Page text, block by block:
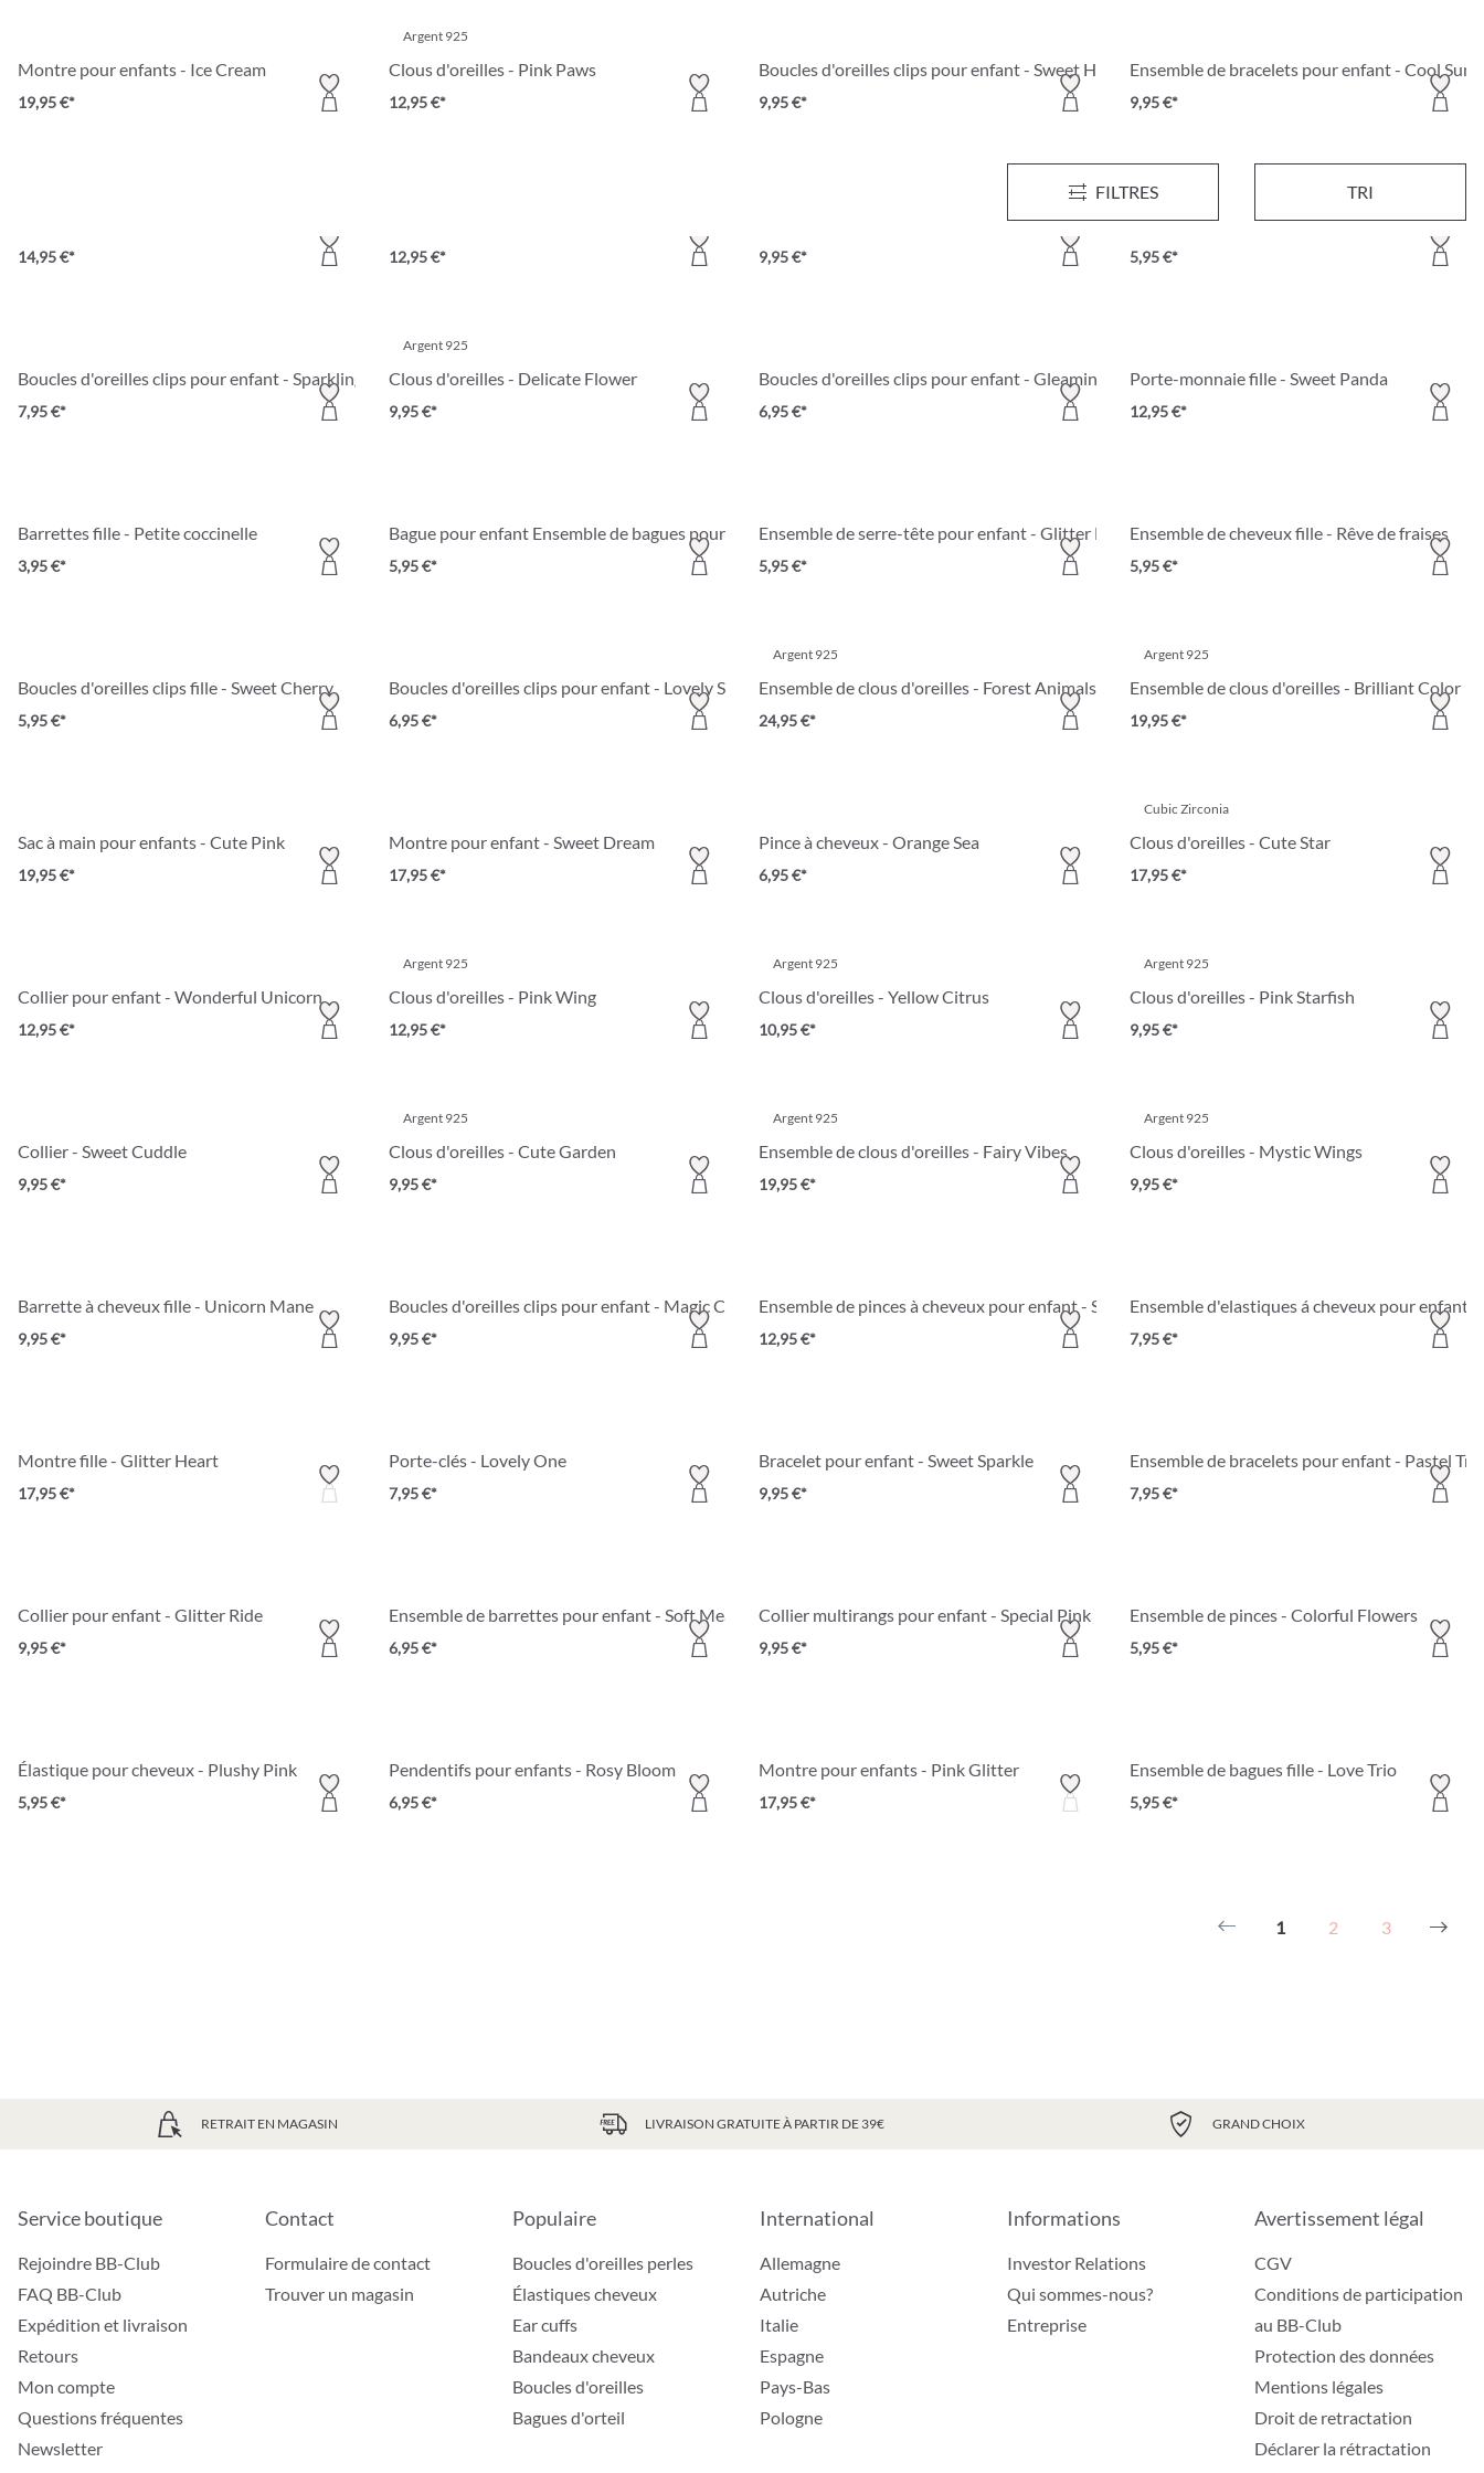
FILTRES TRI
Montre pour enfants - Ice Cream
19,95 €*
Argent 925
Clous d'oreilles - Pink Paws
12,95 €*
Boucles d'oreilles clips pour enfant - Sweet Hug
9,95 €*
Ensemble de bracelets pour enfant - Cool
9,95 €*
14,95 €* 12,95 €*
Boucles d'oreilles clips pour enfant - White Cutie
9,95 €*
Boucles d'oreilles clips fille - Sweet Shell
5,95 €*
Boucles d'oreilles clips pour enfant - Sparkling Spring
7,95 €*
Argent 925
Clous d'oreilles - Delicate Flower
9,95 €*
Boucles d'oreilles clips pour enfant - Gleaming Spring
6,95 €*
Porte-monnaie fille - Sweet Panda
12,95 €*
Barrettes fille - Petite coccinelle
3,95 €*
Bague pour enfant Ensemble de bagues pour enfant - Unicorn Duo
5,95 €*
Ensemble de serre-tête pour enfant - Glitter Duo
5,95 €*
Ensemble de cheveux fille - Rêve de fraises
5,95 €*
Boucles d'oreilles clips fille - Sweet Cherry
5,95 €*
Boucles d'oreilles clips pour enfant - Lovely Starlight
6,95 €*
Argent 925
Ensemble de clous d'oreilles - Forest Animals
24,95 €*
Argent 925
Ensemble de clous d'oreilles - Brilliant Color
19,95 €*
Sac à main pour enfants - Cute Pink
19,95 €*
Montre pour enfant - Sweet Dream
17,95 €*
Pince à cheveux - Orange Sea
6,95 €*
Cubic Zirconia
Clous d'oreilles - Cute Star
17,95 €*
Collier pour enfant - Wonderful Unicorn
12,95 €*
Argent 925
Clous d'oreilles - Pink Wing
12,95 €*
Argent 925
Clous d'oreilles - Yellow Citrus
10,95 €*
Argent 925
Clous d'oreilles - Pink Starfish
9,95 €*
Collier - Sweet Cuddle
9,95 €*
Argent 925
Clous d'oreilles - Cute Garden
9,95 €*
Argent 925
Ensemble de clous d'oreilles - Fairy Vibes
19,95 €*
Argent 925
Clous d'oreilles - Mystic Wings
9,95 €*
Barrette à cheveux fille - Unicorn Mane
9,95 €*
Boucles d'oreilles clips pour enfant - Magic Cutie
9,95 €*
Ensemble de pinces à cheveux pour enfant - Sweet Treats
12,95 €*
Ensemble d'elastiques á cheveux pour enfant
7,95 €*
Montre fille - Glitter Heart
17,95 €*
Porte-clés - Lovely One
7,95 €*
Bracelet pour enfant - Sweet Sparkle
9,95 €*
Ensemble de bracelets pour enfant - Pastel Trio
7,95 €*
Collier pour enfant - Glitter Ride
9,95 €*
Ensemble de barrettes pour enfant - Soft Meadow
6,95 €*
Collier multirangs pour enfant - Special Pink
9,95 €*
Ensemble de pinces - Colorful Flowers
5,95 €*
Élastique pour cheveux - Plushy Pink
5,95 €*
Pendentifs pour enfants - Rosy Bloom
6,95 €*
Montre pour enfants - Pink Glitter
17,95 €*
Ensemble de bagues fille - Love Trio
5,95 €*
1 2 3
RETRAIT EN MAGASIN LIVRAISON GRATUITE À PARTIR DE 39€ GRAND CHOIX
Service boutique
Rejoindre BB-Club
FAQ BB-Club
Expédition et livraison
Retours
Mon compte
Questions fréquentes
Newsletter
Contact
Formulaire de contact
Trouver un magasin
Populaire
Boucles d'oreilles perles
Élastiques cheveux
Ear cuffs
Bandeaux cheveux
Boucles d'oreilles
Bagues d'orteil
International
Allemagne
Autriche
Italie
Espagne
Pays-Bas
Pologne
Informations
Investor Relations
Qui sommes-nous?
Entreprise
Avertissement légal
CGV
Conditions de participation
au BB-Club
Protection des données
Mentions légales
Droit de retractation
Déclarer la rétractation